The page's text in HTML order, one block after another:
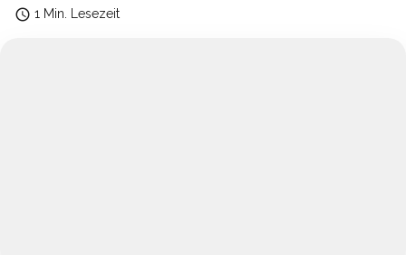
access_time 1 Min. Lesezeit